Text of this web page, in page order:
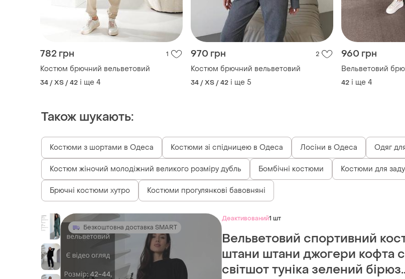
782 грн 1
Костюм брючний вельветовий
34 / XS / 42 і ще 4
970 грн 2
Костюм брючний вельветовий
34 / XS / 42 і ще 5
960 грн
Вельветовий
42 і ще 4
Також шукають:
Костюми з шортами в Одеса Костюми зі спідницею в Одеса Лосіни в Одеса Одяг
Костюм жіночий молодіжний великого розміру дубль Бомбічні костюми Костюми для заду
Брючні костюми хутро Костюми прогулянкові бавовняні
Безкоштовна доставка SMART
Деактивований1 шт
Вельветовий спортивний
штани штани джогери кофта
світшот туніка зелений